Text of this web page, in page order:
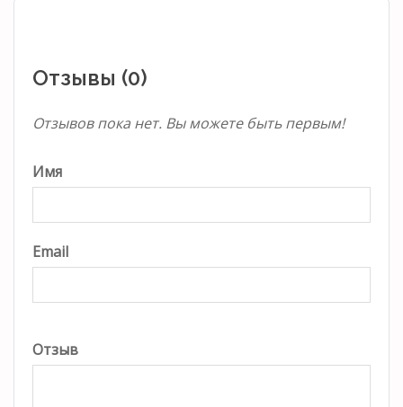
Отзывы (0)
Отзывов пока нет. Вы можете быть первым!
Имя
Email
Отзыв